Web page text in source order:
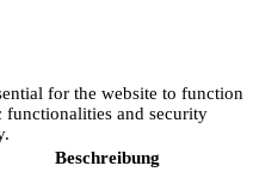
for the website to function
functionalities and security
Beschreibung